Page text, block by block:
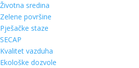
Životna sredina
Zelene površine
Pješačke staze
SECAP
Kvalitet vazduha
Ekološke dozvole